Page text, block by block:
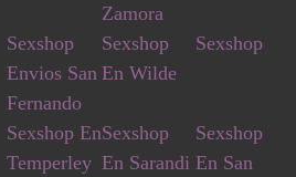
Zamora
Sexshop
Envios San
Fernando
Sexshop
En Wilde
Sexshop
Sexshop En
Temperley
Sexshop
En Sarandi
Sexshop
En San